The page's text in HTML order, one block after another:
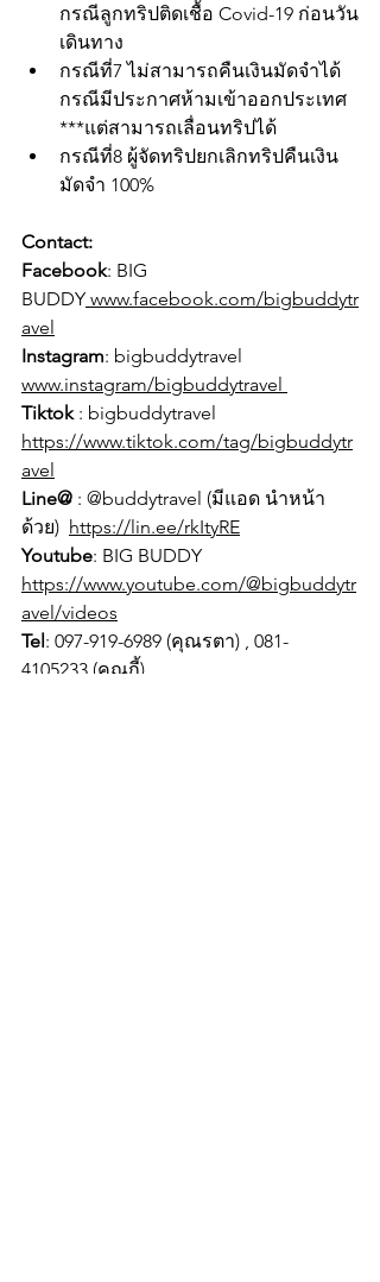
กรณีลูกทริปติดเชื้อ Covid-19 ก่อนวัน
เดินทาง
กรณีที่7 ไม่สามารถคืนเงินมัดจำได้
กรณีมีประกาศห้ามเข้าออกประเทศ
***แต่สามารถเลื่อนทริปได้
กรณีที่8 ผู้จัดทริปยกเลิกทริปคืนเงิน
มัดจำ 100%
Contact:
Facebook: BIG
BUDDY www.facebook.com/bigbuddytr
avel
Instagram: bigbuddytravel
www.instagram/bigbuddytravel
Tiktok : bigbuddytravel
https://www.tiktok.com/tag/bigbuddytr
avel
Line@ : @buddytravel (มีแอด นำหน้า
ด้วย) https://lin.ee/rkItyRE
Youtube: BIG BUDDY
https://www.youtube.com/@bigbuddytr
avel/videos
Tel: 097-919-6989 (คุณรตา) , 081-
4105233 (คุณกี้)